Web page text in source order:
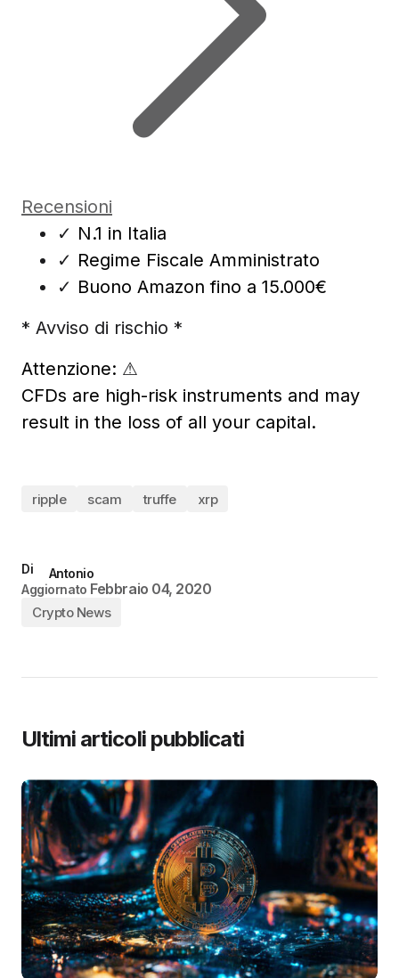
Recensioni
✓ N.1 in Italia
✓ Regime Fiscale Amministrato
✓ Buono Amazon fino a 15.000€
* Avviso di rischio *
Attenzione: ⚠
CFDs are high-risk instruments and may
result in the loss of all your capital.
ripple scam truffe xrp
Di
Antonio
Aggiornato Febbraio 04, 2020
Crypto News
Ultimi articoli pubblicati